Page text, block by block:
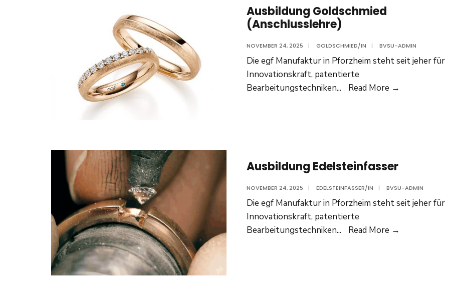
Ausbildung Goldschmied
(Anschlusslehre)
NOVEMBER 24, 2025 | GOLDSCHMIED/IN | BVSU-ADMIN
Die egf Manufaktur in Pforzheim steht seit jeher für
Innovationskraft, patentierte
Bearbeitungstechniken... Read More →
Ausbildung Edelsteinfasser
NOVEMBER 24, 2025 | EDELSTEINFASSER/IN | BVSU-ADMIN
Die egf Manufaktur in Pforzheim steht seit jeher für
Innovationskraft, patentierte
Bearbeitungstechniken... Read More →